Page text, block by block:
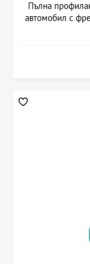
Пълна
автомобил с